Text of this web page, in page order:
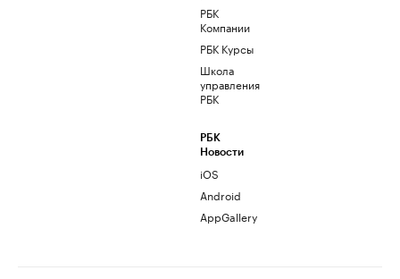
РБК
Компании
РБК Курсы
Школа
управления
РБК
РБК
Новости
iOS
Android
AppGallery